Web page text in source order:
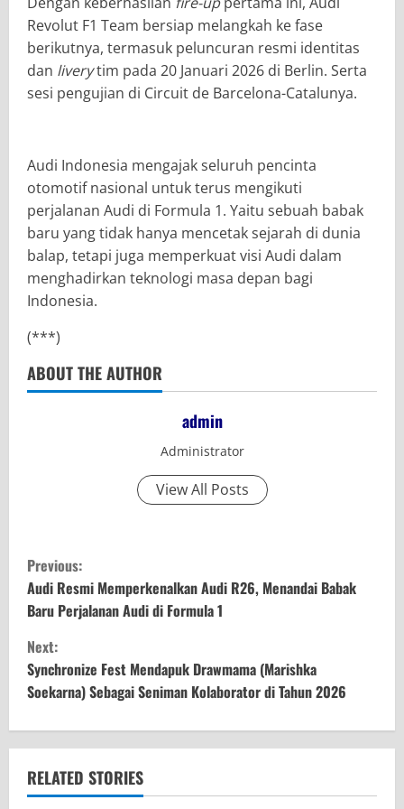
Revolut F1 Team bersiap melangkah ke fase
berikutnya, termasuk peluncuran resmi identitas
dan liverytim pada 20 Januari 2026 di Berlin. Serta
sesi pengujian di Circuit de Barcelona-Catalunya.
Audi Indonesia mengajak seluruh pencinta
otomotif nasional untuk terus mengikuti
perjalanan Audi di Formula 1. Yaitu sebuah babak
baru yang tidak hanya mencetak sejarah di dunia
balap, tetapi juga memperkuat visi Audi dalam
menghadirkan teknologi masa depan bagi
Indonesia.
(***)
ABOUT THE AUTHOR
admin
Administrator
View All Posts
C
o
n
t
i
n
u
Previous:
Audi Resmi Memperkenalkan Audi R26, Menandai Babak
Baru Perjalanan Audi di Formula 1
Next:
Synchronize Fest Mendapuk Drawmama (Marishka
Soekarna) Sebagai Seniman Kolaborator di Tahun 2026
RELATED STORIES